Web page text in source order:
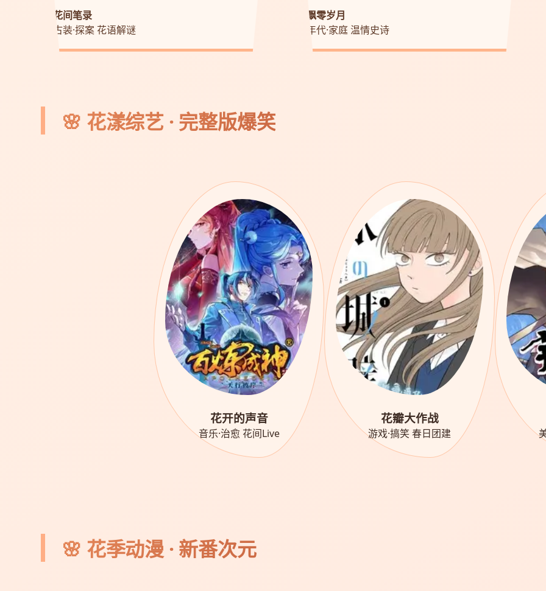
花间笔录
古装·探案 花语解谜
飘零岁月
年代·家庭 温情史诗
🌸 花漾综艺 · 完整版爆笑
花开的声音
音乐·治愈 花间Live
花瓣大作战
游戏·搞笑 春日团建
🌸 花季动漫 · 新番次元